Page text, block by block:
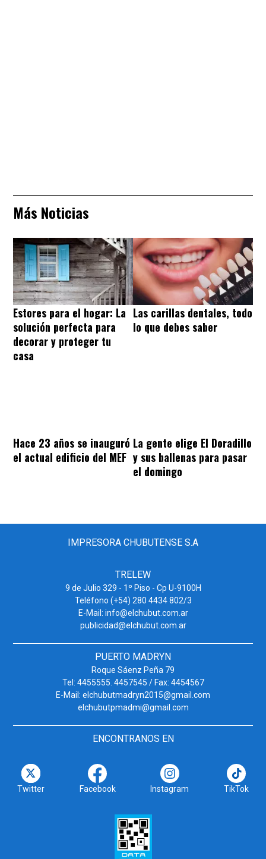
Más Noticias
Estores para el hogar: La
solución perfecta para
decorar y proteger tu
casa
Las carillas dentales, todo
lo que debes saber
Hace 23 años se inauguró
el actual edificio del MEF
La gente elige El Doradillo
y sus ballenas para pasar
el domingo
IMPRESORA CHUBUTENSE S.A
TRELEW
9 de Julio 329 - 1º Piso - Cp U-9100H
Teléfono (+54) 280 4434 802/3
E-Mail: info@elchubut.com.ar
publicidad@elchubut.com.ar
PUERTO MADRYN
Roque Sáenz Peña 79
Tel: 4455555. 4457545 / Fax: 4454567
E-Mail: elchubutmadryn2015@gmail.com
elchubutpmadmi@gmail.com
ENCONTRANOS EN
Twitter Facebook Instagram TikTok